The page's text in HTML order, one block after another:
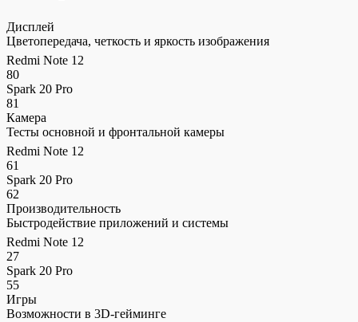
Дисплей
Цветопередача, четкость и яркость изображения
Redmi Note 12
80
Spark 20 Pro
81
Камера
Тесты основной и фронтальной камеры
Redmi Note 12
61
Spark 20 Pro
62
Производительность
Быстродействие приложений и системы
Redmi Note 12
27
Spark 20 Pro
55
Игры
Возможности в 3D-гейминге